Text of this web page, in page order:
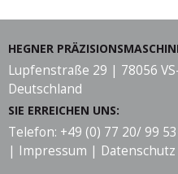
HEGNER
Lupfenstraße 29 | 78056
Deutschland
SIE ERREICHEN UNS:
Telefon: +49 (0) 77 20/ 99
| Impressum | Datenschutz